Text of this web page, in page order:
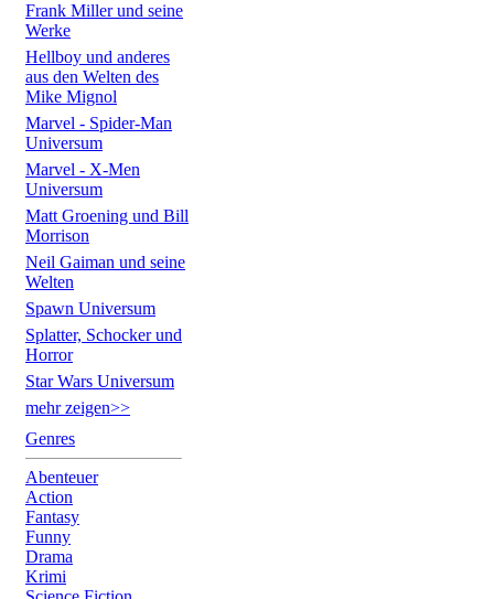
Frank Miller und seine
Werke
Hellboy und anderes
aus den Welten des
Mike Mignol
Marvel - Spider-Man
Universum
Marvel - X-Men
Universum
Matt Groening und Bill
Morrison
Neil Gaiman und seine
Welten
Spawn Universum
Splatter, Schocker und
Horror
Star Wars Universum
mehr zeigen>>
Genres
Abenteuer
Action
Fantasy
Funny
Drama
Krimi